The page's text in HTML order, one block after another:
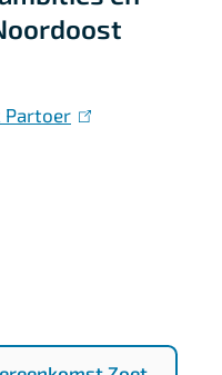
Partoer
e